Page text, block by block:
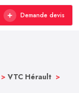
Demande devis
> VTC Hérault >